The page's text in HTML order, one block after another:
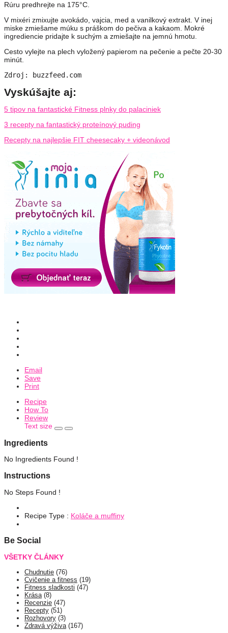
Rúru predhrejte na 175°C.
V mixéri zmixujte avokádo, vajcia, med a vanilkový extrakt. V inej
miske zmiešame múku s práškom do pečiva a kakaom. Mokré
ingrediencie pridajte k suchým a zmiešajte na jemnú hmotu.
Cesto vylejte na plech vyložený papierom na pečenie a pečte 20-30
minút.
Zdroj: buzzfeed.com
Vyskúšajte aj:
5 tipov na fantastické Fitness plnky do palaciniek
3 recepty na fantastický proteínový puding
Recepty na najlepšie FIT cheesecaky + videonávod
Email
Save
Print
Recipe
How To
Review
Text size
Ingredients
No Ingredients Found !
Instructions
No Steps Found !
Recipe Type : Koláče a muffiny
Be Social
VŠETKY ČLÁNKY
Chudnutie (76)
Cvičenie a fitness (19)
Fitness sladkosti (47)
Krása (8)
Recenzie (47)
Recepty (51)
Rozhovory (3)
Zdravá výživa (167)